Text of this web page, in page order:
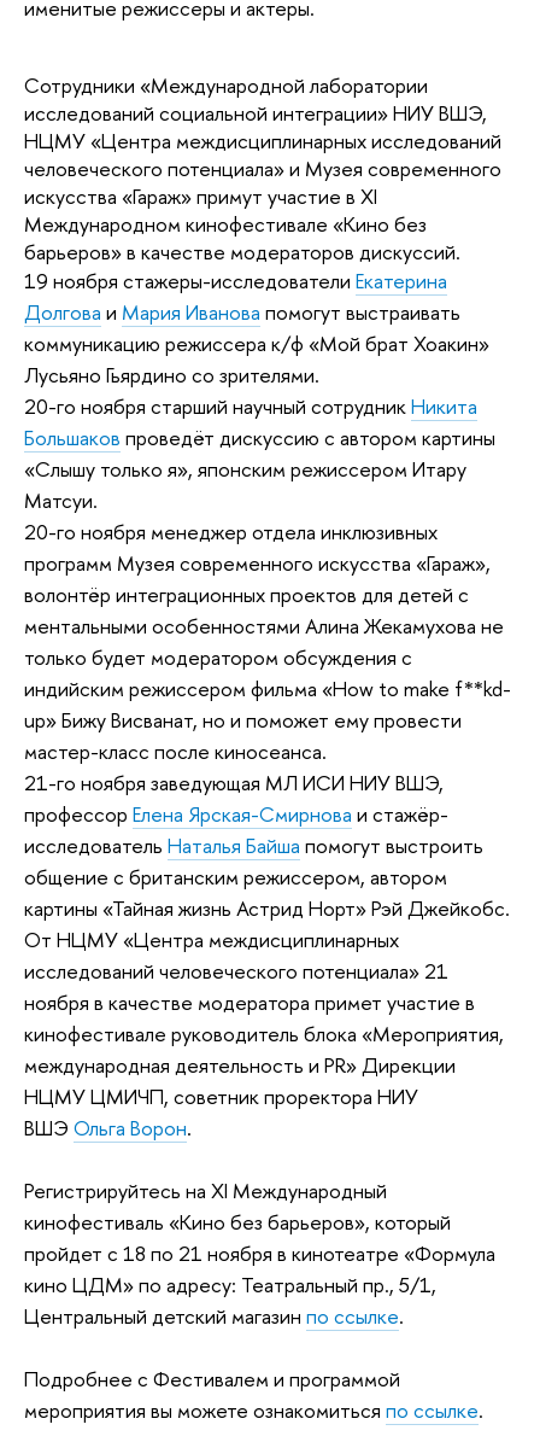
именитые режиссеры и актеры.
Сотрудники «Международной лаборатории
исследований социальной интеграции» НИУ ВШЭ,
НЦМУ «Центра междисциплинарных исследований
человеческого потенциала» и Музея современного
искусства «Гараж» примут участие в XI
Международном кинофестивале «Кино без
барьеров» в качестве модераторов дискуссий.
19 ноября стажеры-исследователи Екатерина
Долгова и Мария Иванова помогут выстраивать
коммуникацию режиссера к/ф «Мой брат Хоакин»
Лусьяно Гьярдино со зрителями.
20-го ноября старший научный сотрудникНикита
Большаков проведёт дискуссию с автором картины
«Слышу только я», японским режиссером Итару
Матсуи.
20-го ноября менеджер отдела инклюзивных
программ Музея современного искусства «Гараж»,
волонтёр интеграционных проектов для детей с
ментальными особенностями Алина Жекамухова не
только будет модератором обсуждения с
индийским режиссером фильма «How to make f**kd-
up» Бижу Висванат, но и поможет ему провести
мастер-класс после киносеанса.
21-го ноября заведующая МЛ ИСИ НИУ ВШЭ,
профессор Елена Ярская-Смирнова и стажёр-
исследователь Наталья Байша помогут выстроить
общение с британским режиссером, автором
картины «Тайная жизнь Астрид Норт» Рэй Джейкобс.
От НЦМУ «Центра междисциплинарных
исследований человеческого потенциала» 21
ноября в качестве модератора примет участие в
кинофестивале руководитель блока «Мероприятия,
международная деятельность и PR» Дирекции
НЦМУ ЦМИЧП, советник проректора НИУ
ВШЭ Ольга Ворон.
Регистрируйтесь на XI Международный
кинофестиваль «Кино без барьеров», который
пройдет с 18 по 21 ноября в кинотеатре «Формула
кино ЦДМ» по адресу: Театральный пр., 5/1,
Центральный детский магазин по ссылке.
Подробнее с Фестивалем и программой
мероприятия вы можете ознакомиться по ссылке.